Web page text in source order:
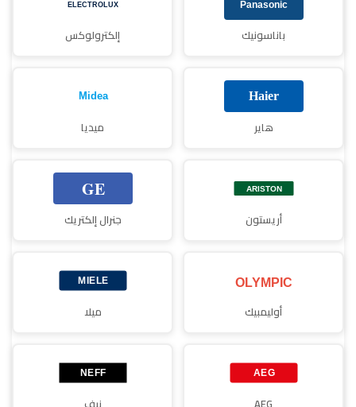
باناسونيك إلكترولوكس
هاير ميديا
أريستون جنرال إلكتريك
أوليمبيك ميلا